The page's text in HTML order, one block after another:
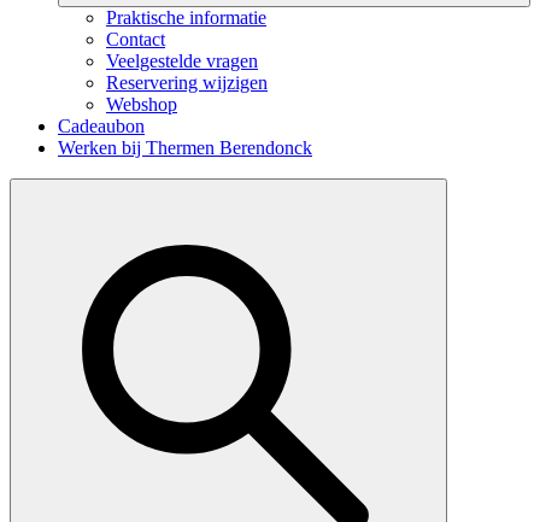
Praktische informatie
Contact
Veelgestelde vragen
Reservering wijzigen
Webshop
Cadeaubon
Werken bij Thermen Berendonck